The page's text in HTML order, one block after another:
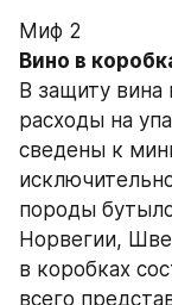
Миф 2
Вино в
В защиту вина
расходы на
сведены к
породы
Норвегии,
в коробках
всего